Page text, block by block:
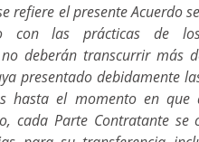
refiere el presente Acuerdo
con las prácticas de
deberán transcurrir más
presentado debidamente
hasta el momento en que
cada Parte Contratante